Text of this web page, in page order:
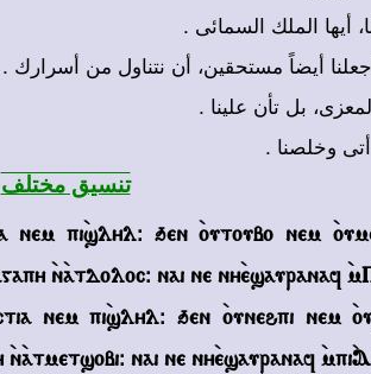
أيها الملك السمائى .
أيضاً مستحقين، أن نتناول من أسرارك .
بل تأن علينا .
وخلصنا .
تنسيق مختلف
pi`slyl@ qen `outoubo nem
`n`atdoloc@ nai ne ny`esauranaf
nem pi`slyl@ qen `ounehpi nem
`n`atmetsobi@ nai ne ny`esauranaf